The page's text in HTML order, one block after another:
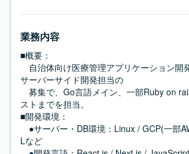
業務内容
■概要：
自治体向け医療管理アプリケーション開
サーバーサイド開発担当の
募集で、Go言語メイン、一部Ruby on
ストまでを担当。
■開発環境：
●サーバー・DB環境：Linux / GCP(一部
Lなど